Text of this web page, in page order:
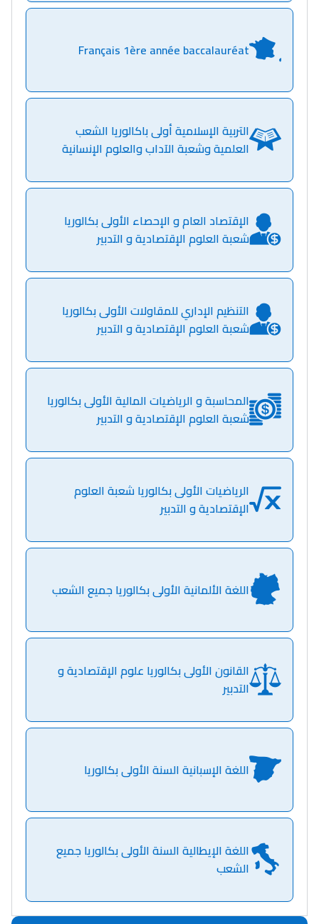
Lycée Maroc
التعليم الثانوي التأهيلي
Collège au Maroc
التعليم الثانوي الإعدادي
+ de 78 Sujets
Interviews/Vidéos
ما يزيد عن 149 مهنة
دليل التوجيه
Français 1ère année baccalauréat
التربية الإسلامية أولى باكالوريا الشعب
العلمية وشعبة الآداب والعلوم الإنسانية
الإقتصاد العام و الإحصاء الأولى بكالوريا
شعبة العلوم الإقتصادية و التدبير
التنظيم الإداري للمقاولات الأولى بكالوريا
شعبة العلوم الإقتصادية و التدبير
المحاسبة و الرياضيات المالية الأولى بكالوريا
شعبة العلوم الإقتصادية و التدبير
الرياضيات الأولى بكالوريا شعبة العلوم
الإقتصادية و التدبير
اللغة الألمانية الأولى بكالوريا جميع الشعب
القانون الأولى بكالوريا علوم الإقتصادية و
التدبير
اللغة الإسبانية السنة الأولى بكالوريا
اللغة الإيطالية السنة الأولى بكالوريا جميع
الشعب